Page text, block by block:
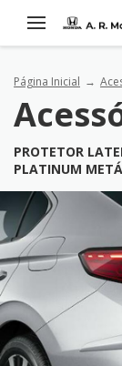
Página Inicial
PROTETOR
PLATINUM